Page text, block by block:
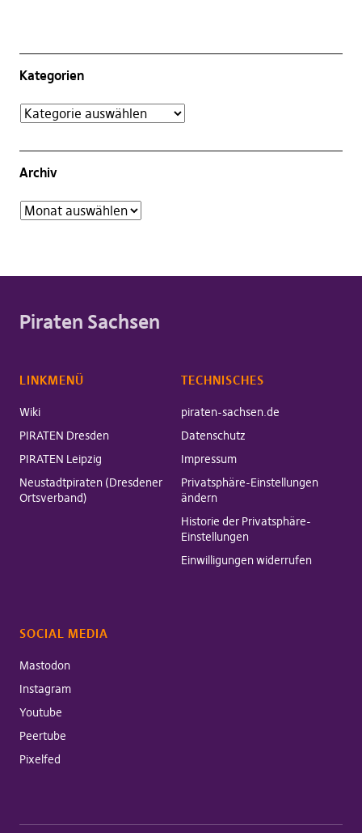
Kategorien
Archiv
Piraten Sachsen
LINKMENÜ
Wiki
PIRATEN Dresden
PIRATEN Leipzig
Neustadtpiraten (Dresdener
Ortsverband)
TECHNISCHES
piraten-sachsen.de
Datenschutz
Impressum
Privatsphäre-Einstellungen
ändern
Historie der Privatsphäre-
Einstellungen
Einwilligungen widerrufen
SOCIAL MEDIA
Mastodon
Instagram
Youtube
Peertube
Pixelfed